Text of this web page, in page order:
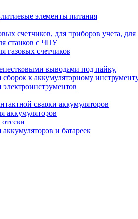
элементы питания
счетчиков, для приборов учета,
станков с ЧПУ
газовых счетчиков
выводами под пайку.
к аккумуляторному
сварки аккумуляторов
аккумуляторов
и батареек